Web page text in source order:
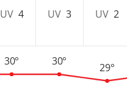
UV 4
30°
UV3
30°
UV2
29°